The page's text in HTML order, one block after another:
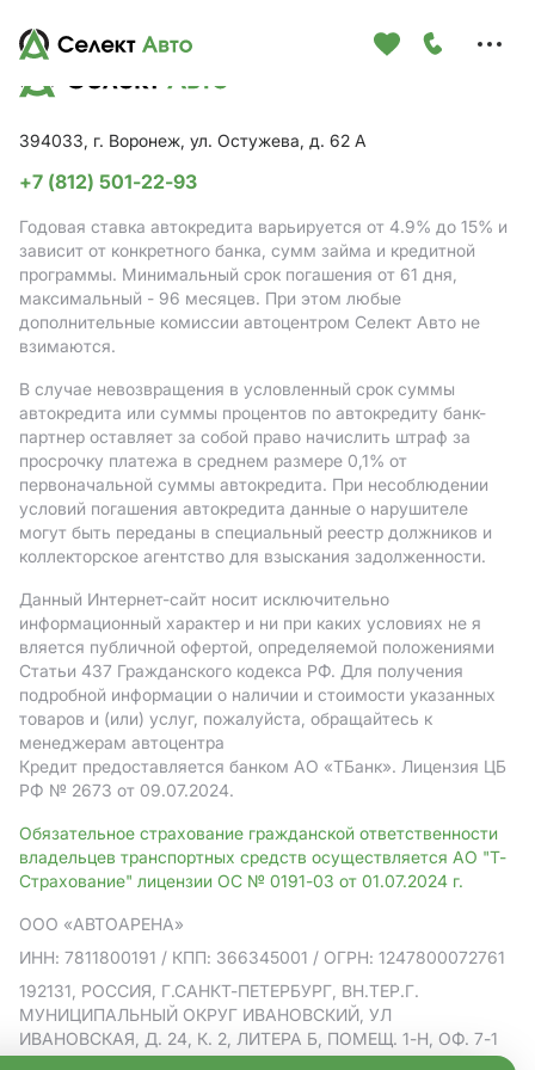
394033, г. Воронеж, ул. Остужева, д. 62 А
+7 (812) 501-22-93
Годовая ставка автокредита варьируется от 4.9% до 15% и
зависит от конкретного банка, сумм займа и кредитной
программы. Минимальный срок погашения от 61 дня,
максимальный - 96 месяцев. При этом любые
дополнительные комиссии автоцентром Селект Авто не
взимаются.
В случае невозвращения в условленный срок суммы
автокредита или суммы процентов по автокредиту банк-
партнер оставляет за собой право начислить штраф за
просрочку платежа в среднем размере 0,1% от
первоначальной суммы автокредита. При несоблюдении
условий погашения автокредита данные о нарушителе
могут быть переданы в специальный реестр должников и
коллекторское агентство для взыскания задолженности.
Данный Интернет-сайт носит исключительно
информационный характер и ни при каких условиях не я
вляется публичной офертой, определяемой положениями
Статьи 437 Гражданского кодекса РФ. Для получения
подробной информации о наличии и стоимости указанных
товаров и (или) услуг, пожалуйста, обращайтесь к
менеджерам автоцентра
Кредит предоставляется банком АO «ТБанк». Лицензия ЦБ
РФ № 2673 от 09.07.2024.
Обязательное страхование гражданской ответственности
владельцев транспортных средств осуществляется АО "Т-
Страхование" лицензии ОС № 0191-03 от 01.07.2024 г.
ООО «АВТОАРЕНА»
ИНН: 7811800191 / КПП: 366345001 / ОГРН: 1247800072761
192131, РОССИЯ, Г.САНКТ-ПЕТЕРБУРГ, ВН.ТЕР.Г.
МУНИЦИПАЛЬНЫЙ ОКРУГ ИВАНОВСКИЙ, УЛ
ИВАНОВСКАЯ, Д. 24, К. 2, ЛИТЕРА Б, ПОМЕЩ. 1-Н, ОФ. 7-1